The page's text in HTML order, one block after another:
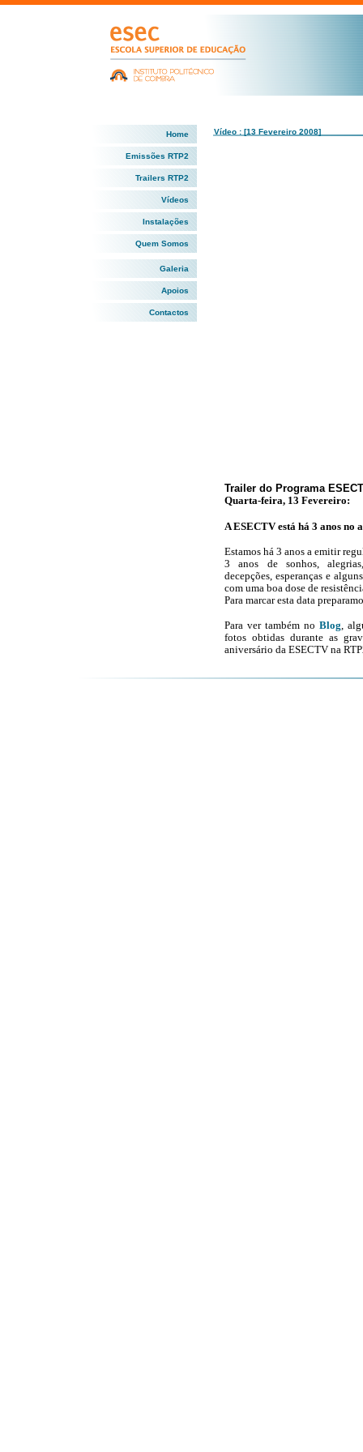
Home
Emissões RTP2
Trailers RTP2
Vídeos
Instalações
Quem Somos
Galeria
Apoios
Contactos
Vídeo : [13 Fevereiro 2008]
Trailer do Programa
Quarta-feira, 13 Fevereiro:
A ESECTV está há 3 anos no
Estamos há 3 anos a emitir
3 anos de sonhos,
decepções, esperanças e
com uma boa dose de
Para marcar esta data
Para ver também no Blog,
fotos obtidas durante as
aniversário da ESECTV na